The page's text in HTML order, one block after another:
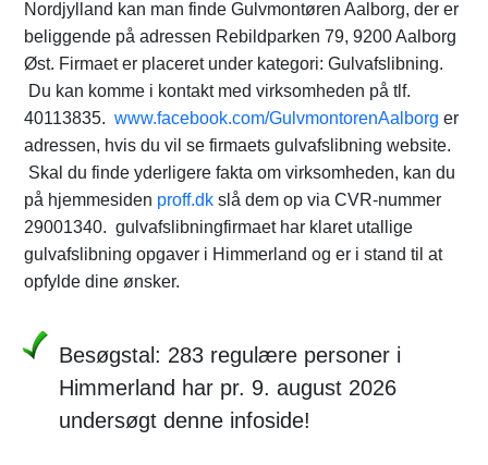
Nordjylland kan man finde Gulvmontøren Aalborg, der er
beliggende på adressen Rebildparken 79, 9200 Aalborg
Øst. Firmaet er placeret under kategori: Gulvafslibning.
Du kan komme i kontakt med virksomheden på tlf.
40113835. www.facebook.com/GulvmontorenAalborg er
adressen, hvis du vil se firmaets gulvafslibning website.
Skal du finde yderligere fakta om virksomheden, kan du
på hjemmesiden proff.dk slå dem op via CVR-nummer
29001340. gulvafslibningfirmaet har klaret utallige
gulvafslibning opgaver i Himmerland og er i stand til at
opfylde dine ønsker.
Besøgstal: 283 regulære personer i
Himmerland har pr. 9. august 2026
undersøgt denne infoside!